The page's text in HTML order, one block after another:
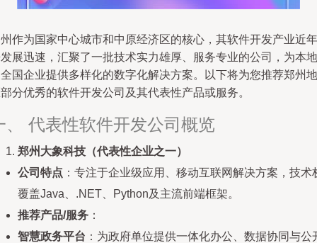
作为国家中心城市和中原经济区的核心，其软件开发产业近年
展迅速，汇聚了一批技术实力雄厚、服务专业的公司，为本地
国企业提供多样化的数字化解决方案。以下将为您推荐郑州地
分优秀的软件开发公司及其代表性产品或服务。
、 代表性软件开发公司概览
郑州大象科技（代表性企业之一）
公司特点 ：专注于企业级应用、移动互联网解决方案，技术
覆盖Java、.NET、Python及主流前端框架。
推荐产品/服务 ：
智慧政务平台 ：为政府单位提供一体化办公、数据协同与公